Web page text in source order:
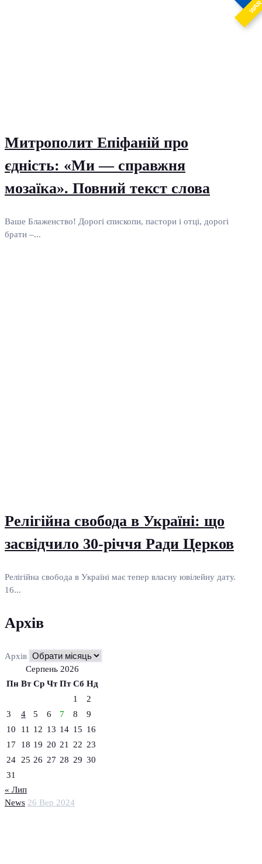
News 26 Вер 2024
Митрополит Епіфаній про
єдність: «Ми — справжня
мозаїка». Повний текст слова
Ваше Блаженство! Дорогі єпископи, пастори і отці, дорогі
брати –...
Релігійна свобода в Україні: що
засвідчило 30-річчя Ради Церков
Релігійна свобода в Україні має тепер власну ювілейну дату.
16...
Архів
Архів
Серпень 2026
Пн Вт Ср Чт Пт Сб Нд
1
2
3
4 5 6 7 8
9
10
11 12 13 14 15 16
17
18 19 20 21 22 23
24
25 26 27 28 29 30
31
« Лип